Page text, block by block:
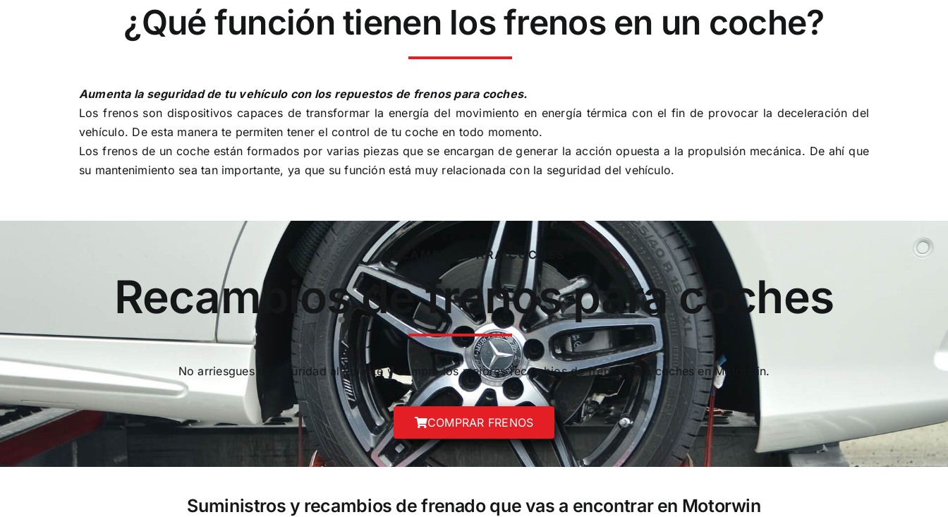
¿Qué función tienen los frenos en un coche?
Aumenta la seguridad de tu vehículo con los repuestos de frenos para coches.
Los frenos son dispositivos capaces de transformar la energía del movimiento en energía térmica con el fin de provocar la deceleración del
vehículo. De esta manera te permiten tener el control de tu coche en todo momento.
Los frenos de un coche están formados por varias piezas que se encargan de generar la acción opuesta a la propulsión mecánica. De ahí que
su mantenimiento sea tan importante, ya que su función está muy relacionada con la seguridad del vehículo.
RECAMBIOS PARA COCHES
Recambios de frenos para coches
No arriesgues tu seguridad al volante y compra los mejores recambios de frenos para coches en Motorwin.
COMPRAR FRENOS
Suministros y recambios de frenado que vas a encontrar en Motorwin